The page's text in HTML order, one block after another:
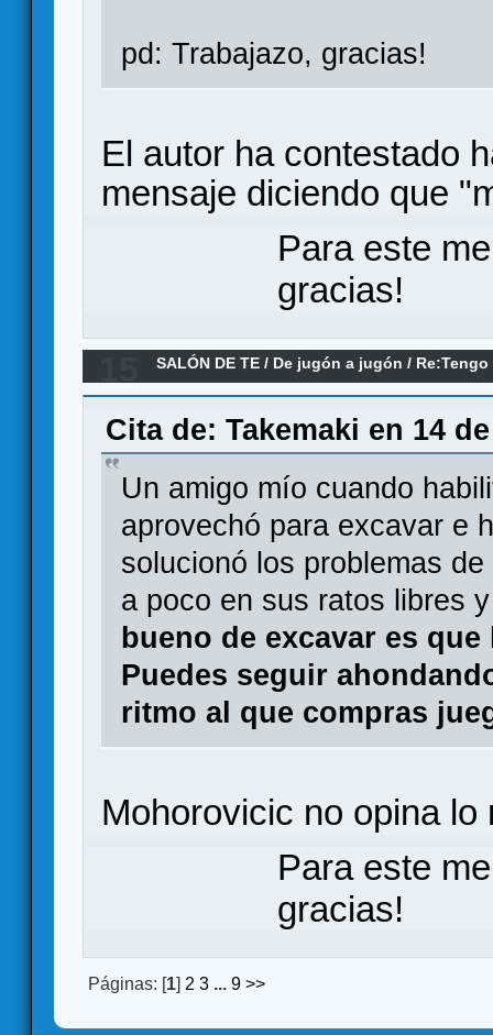
pd: Trabajazo, gracias!
El autor ha contestado
mensaje diciendo que
Para este
gracias!
SALÓN DE TE / De jugón a jugón /
Cita de: Takemaki en 14
Un amigo mío cuando
aprovechó para excavar e
solucionó los problemas
a poco en sus ratos libres
bueno de excavar es
Puedes seguir
ritmo al que compras
Mohorovicic no opina
Para este
gracias!
Páginas: [1] 2 3 ... 9 >>